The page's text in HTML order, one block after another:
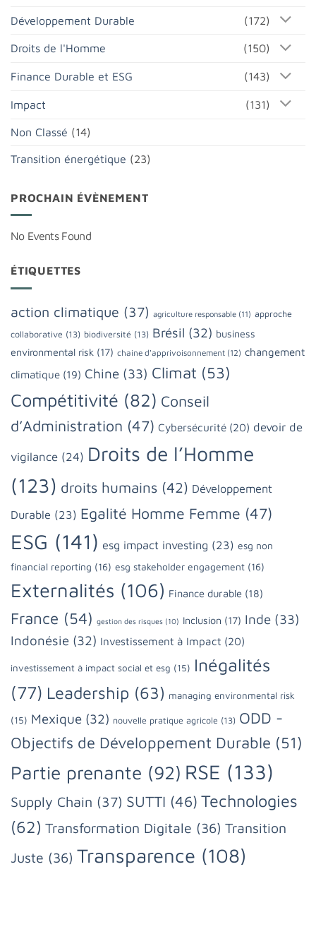
Développement Durable (172)
Droits de l'Homme (150)
Finance Durable et ESG (143)
Impact (131)
Non Classé (14)
Transition énergétique (23)
PROCHAIN ÉVÈNEMENT
No Events Found
ÉTIQUETTES
action climatique (37) agriculture responsable (11) approche
collaborative (13) biodiversité (13) Brésil (32) business
environmental risk (17) chaine d'apprivoisonnement (12) changement
climatique (19) Chine (33) Climat (53)
Compétitivité (82) Conseil
d’Administration (47) Cybersécurité (20) devoir de
vigilance (24) Droits de l’Homme
(123) droits humains (42) Développement
Durable (23) Egalité Homme Femme (47)
ESG (141) esg impact investing (23) esg non
financial reporting (16) esg stakeholder engagement (16)
Externalités (106) Finance durable (18)
France (54) gestion des risques (10) Inclusion (17) Inde (33)
Indonésie (32) Investissement à Impact (20)
investissement à impact social et esg (15) Inégalités
(77) Leadership (63) managing environmental risk
(15) Mexique (32) nouvelle pratique agricole (13) ODD -
Objectifs de Développement Durable (51)
Partie prenante (92) RSE (133)
Supply Chain (37) SUTTI (46) Technologies
(62) Transformation Digitale (36) Transition
Juste (36) Transparence (108)